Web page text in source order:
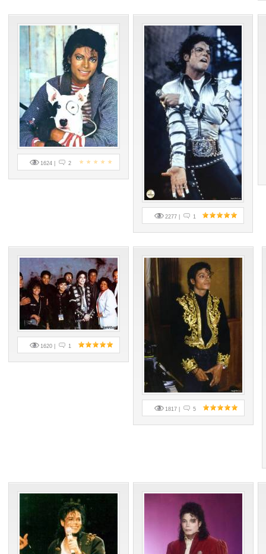
1624 | 2
2277 | 1
1620 | 1
1817 | 5